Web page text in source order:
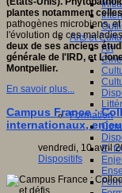
Arts et
Art
Formation
E-
plantes notamment
pathogènes microbiens,
l'évolution de ces maladies
deux de ses anciens
générale de l'IRD, et
Montpellier.
En savoir plus...
Campus France :
internationaux,
vendredi, 10 avril
Dispositifs